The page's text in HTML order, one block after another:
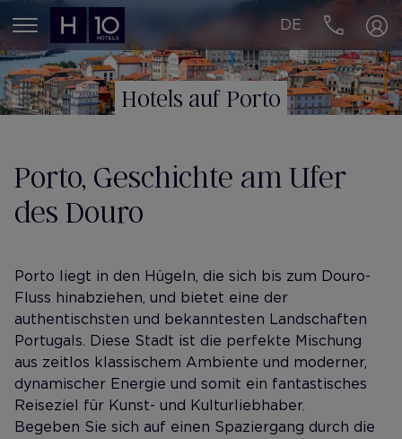
MENÚ
DE
Hotels auf Porto
Porto, Geschichte am Ufer
des Douro
Porto liegt in den Hügeln, die sich bis zum Douro-
Fluss hinabziehen, und bietet eine der
authentischsten und bekanntesten Landschaften
Portugals. Diese Stadt ist die perfekte Mischung
aus zeitlos klassischem Ambiente und moderner,
dynamischer Energie und somit ein fantastisches
Reiseziel für Kunst- und Kulturliebhaber.
Begeben Sie sich auf einen Spaziergang durch die